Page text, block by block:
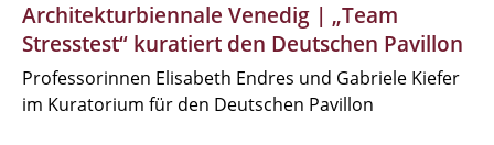
Architekturbiennale Venedig | „Team
Stresstest“ kuratiert den Deutschen Pavillon
Professorinnen Elisabeth Endres und Gabriele Kiefer
im Kuratorium für den Deutschen Pavillon